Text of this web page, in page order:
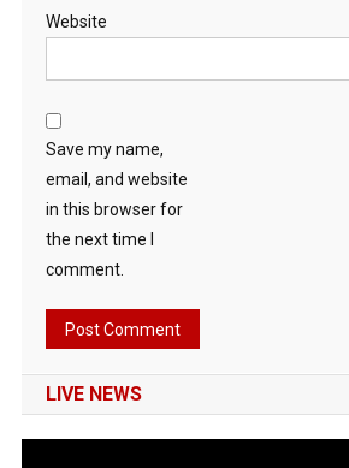
Website
Save my name,
email, and website
in this browser for
the next time I
comment.
LIVE NEWS